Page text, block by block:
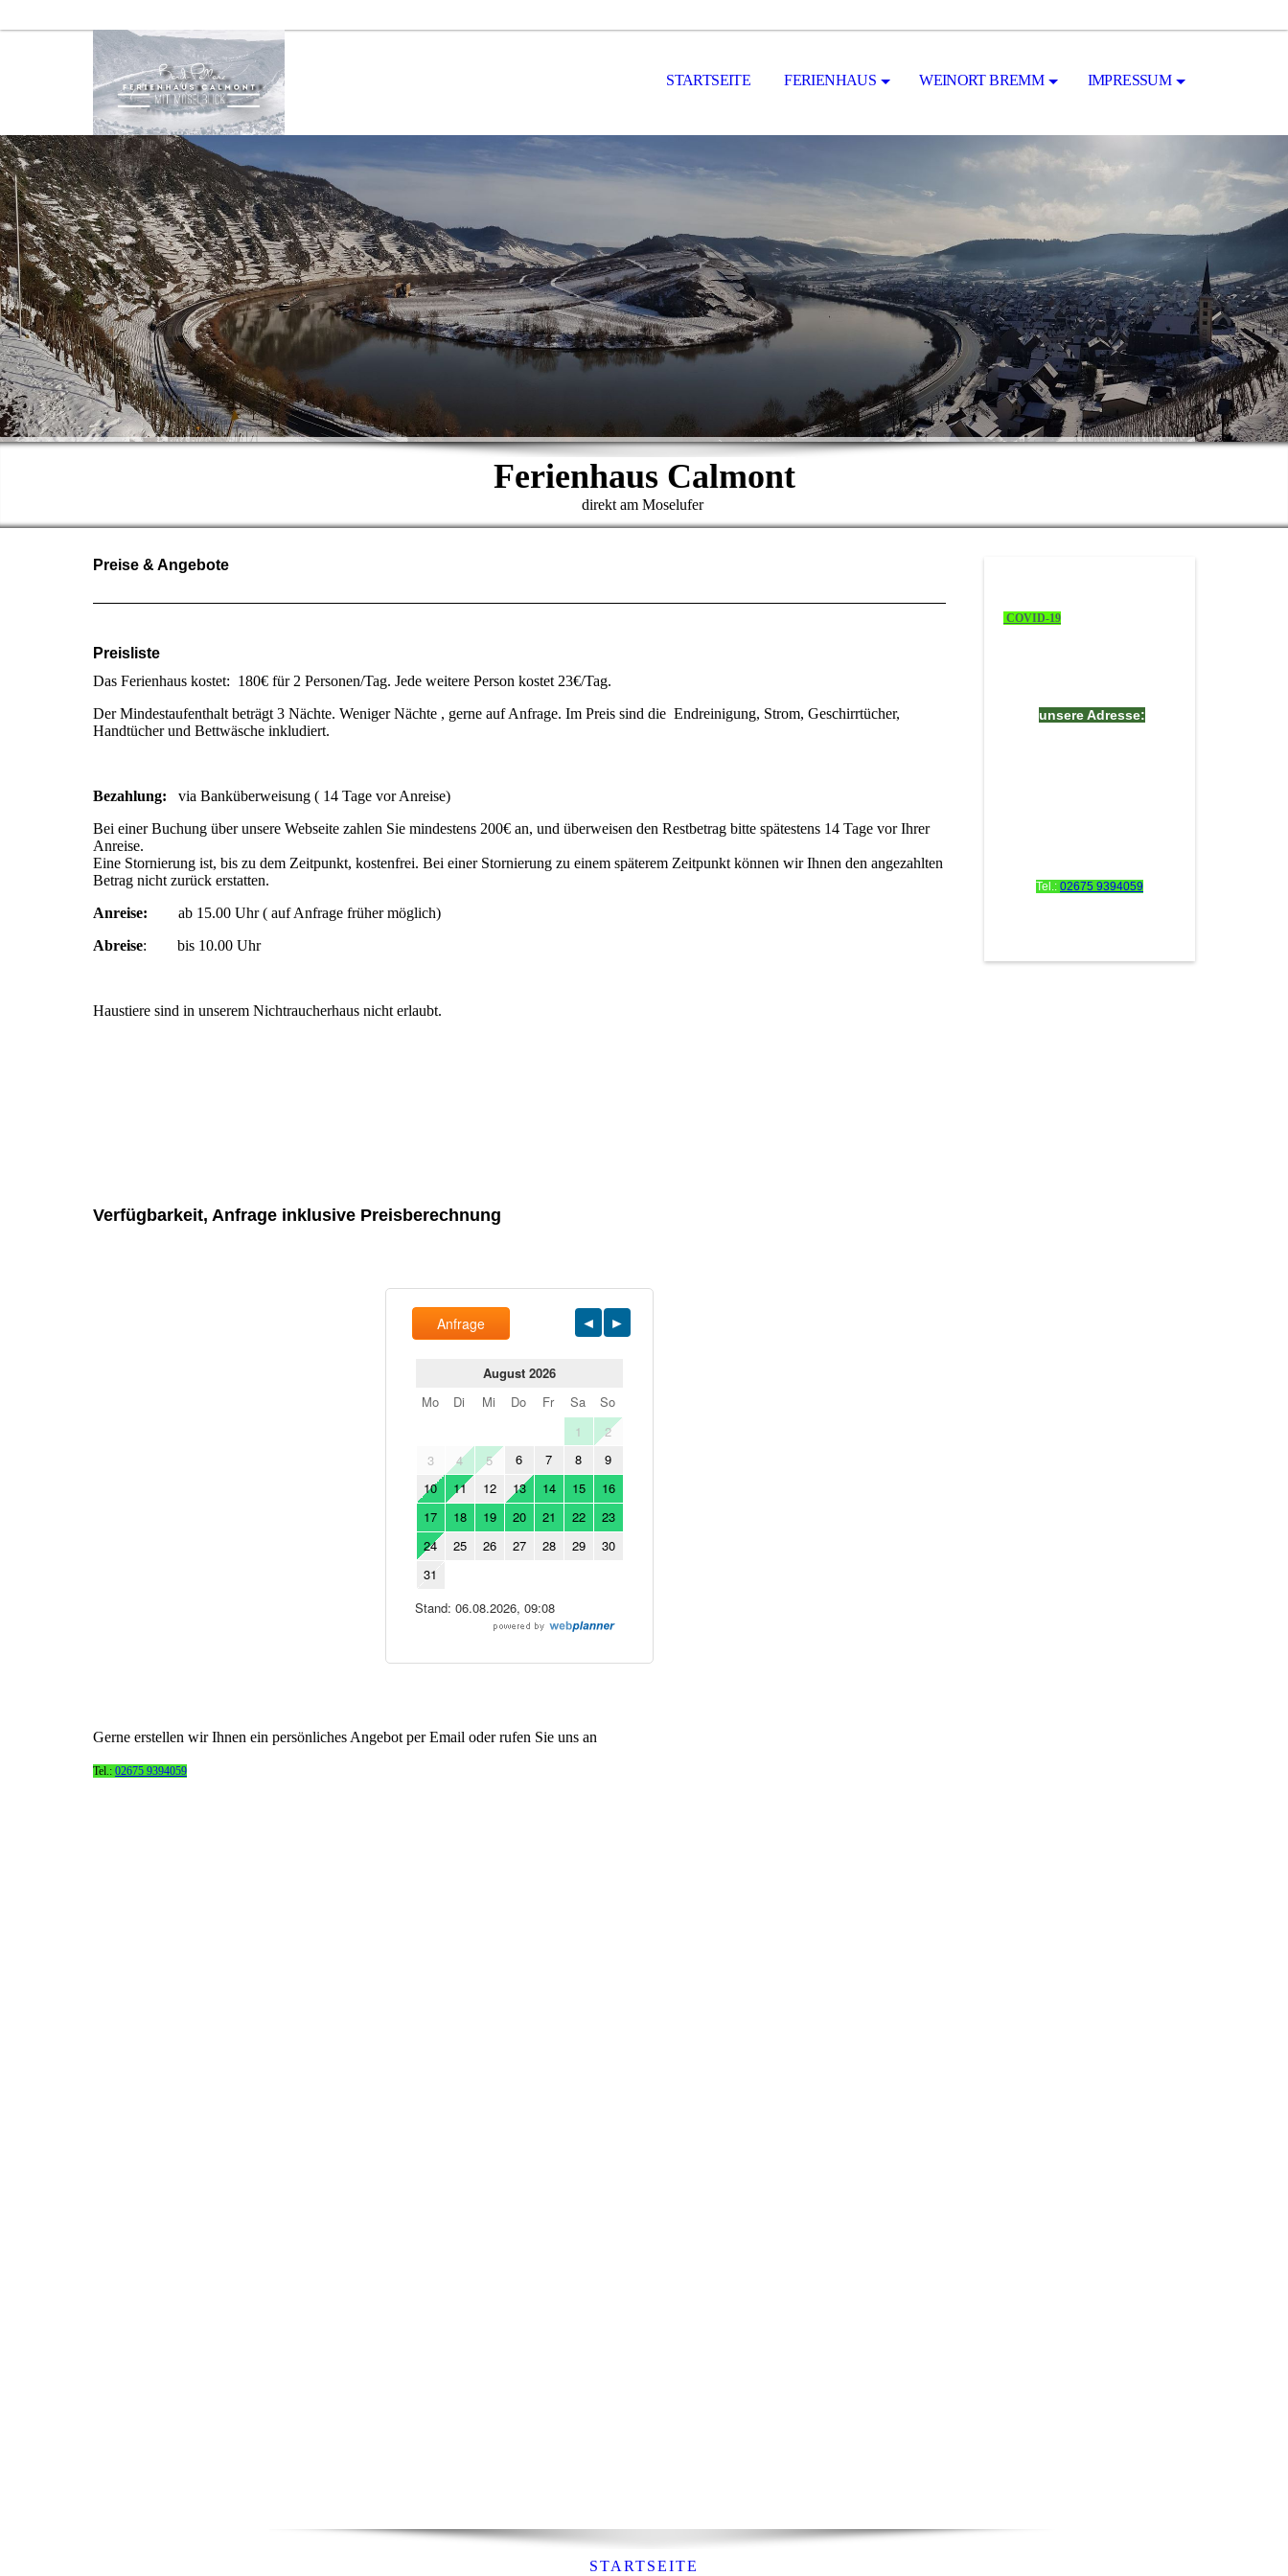
STARTSEITE FERIENHAUS WEINORT BREMM IMPRESSUM
Ferienhaus Calmont
direkt am Moselufer
Preise & Angebote
Preisliste
Das Ferienhaus kostet: 180€ für 2 Personen/Tag. Jede weitere Person kostet 23€/Tag.
Der Mindestaufenthalt beträgt 3 Nächte. Weniger Nächte , gerne auf Anfrage. Im Preis sind die Endreinigung, Strom, Geschirrtücher,
Handtücher und Bettwäsche inkludiert.
Bezahlung:
via Banküberweisung ( 14 Tage vor Anreise)
Bei einer Buchung über unsere Webseite zahlen Sie mindestens 200€ an, und überweisen den Restbetrag bitte spätestens 14 Tage vor Ihrer
Anreise.
Eine Stornierung ist, bis zu dem Zeitpunkt, kostenfrei. Bei einer Stornierung zu einem späterem Zeitpunkt können wir Ihnen den angezahlten
Betrag nicht zurück erstatten.
Anreise:
ab 15.00 Uhr ( auf Anfrage früher möglich)
Abreise: bis 10.00 Uhr
Haustiere sind in unserem Nichtraucherhaus nicht erlaubt.
Verfügbarkeit, Anfrage inklusive Preisberechnung
Gerne erstellen wir Ihnen ein persönliches Angebot per Email oder rufen Sie uns an
Tel.: 02675 9394059
COVID-19
unsere Adresse:
Tel.: 02675 9394059
STARTSEITE